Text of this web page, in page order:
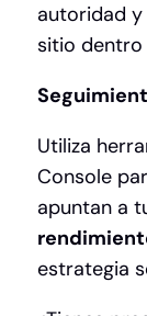
autoridad y
sitio dentro
Utiliza
Console
apuntan a
estrategia